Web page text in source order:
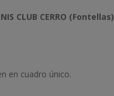
CLUB CERRO (Fontellas)
en cuadro único.